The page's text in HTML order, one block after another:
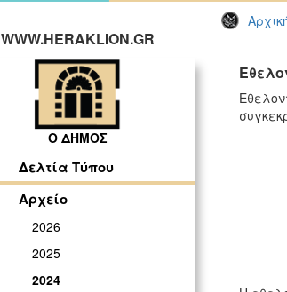
WWW.HERAKLION.GR
Ο ΔΗΜΟΣ
Δελτία Τύπου
Αρχείο
2026
2025
2024